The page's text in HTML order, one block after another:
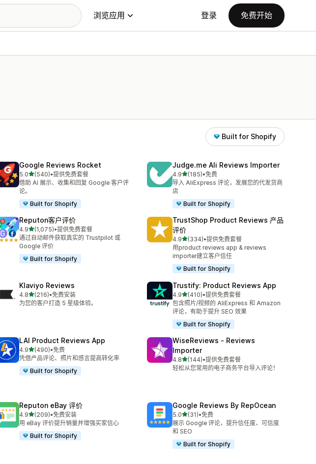
浏览应用 登录 免费开始
Built for Shopify
Google Reviews Rocket
5.0星（满分 5 星）
(540)
总共 540 条评论
•提供免费套餐
借助 AI 展示、收集和回复 Google 客户评
论。
Built for Shopify
Judge.me Ali Reviews Importer
4.9星（满分 5 星）
(185)
总共 185 条评论
•免费
导入 AliExpress 评论，发展您的代发货商
店
Built for Shopify
Reputon客户评价
4.9星（满分 5 星）
(1,075)
总共 1075 条评论
•提供免费套餐
通过自动邮件获取真实的 Trustpilot 或
Google 评价
Built for Shopify
TrustShop Product Reviews 产品
评价
4.9星（满分 5 星）
(334)
总共 334 条评论
•提供免费套餐
用product reviews app & reviews
importer建立客户信任
Built for Shopify
Klaviyo Reviews
4.8星（满分 5 星）
(216)
总共 216 条评论
•免费安装
为您的客户打造 5 星级体验。
Trustify: Product Reviews App
4.9星（满分 5 星）
(410)
总共 410 条评论
•提供免费套餐
包含照片/视频的 AliExpress 和 Amazon
评论，有助于提升 SEO 效果
Built for Shopify
LAI Product Reviews App
4.9星（满分 5 星）
(490)
总共 490 条评论
•免费
凭借产品评论、照片和感言提高转化率
Built for Shopify
WiseReviews ‑ Reviews
Importer
4.8星（满分 5 星）
(144)
总共 144 条评论
•提供免费套餐
轻松从您常用的电子商务平台导入评论！
Reputon eBay 评价
4.9星（满分 5 星）
(209)
总共 209 条评论
•免费安装
用 eBay 评价提升销量并增强买家信心
Built for Shopify
Google Reviews By RepOcean
5.0星（满分 5 星）
(31)
总共 31 条评论
•免费
展示 Google 评论，提升信任度、可信度
和 SEO
Built for Shopify